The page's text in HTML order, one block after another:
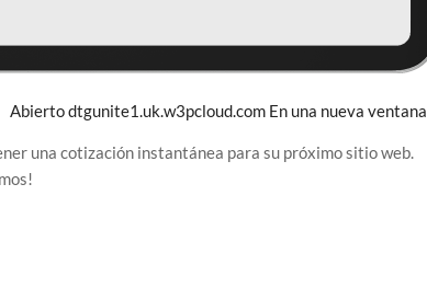
Abierto dtgunite1.uk.w3pcloud.com En una nueva ventana
una cotización instantánea para su próximo sitio web.